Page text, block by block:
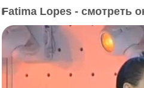
Fatima Lopes - смотреть